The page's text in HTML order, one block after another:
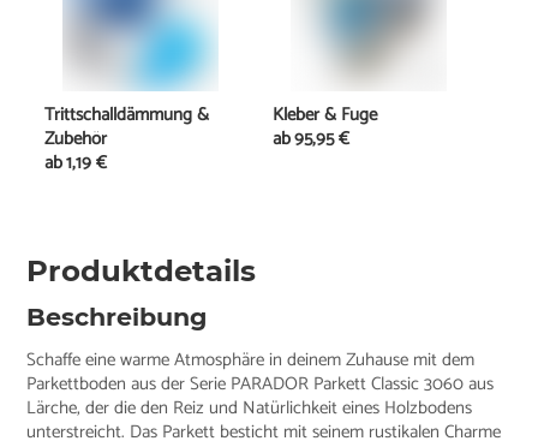
Produktdetails
Beschreibung
Schaffe eine warme Atmosphäre in deinem Zuhause mit dem
Parkettboden aus der Serie PARADOR Parkett Classic 3060 aus
Lärche, der die den Reiz und Natürlichkeit eines Holzbodens
unterstreicht. Das Parkett besticht mit seinem rustikalen Charme
Trittschalldämmung &
Zubehör
ab1,19 €
Kleber & Fuge
ab95,95 €